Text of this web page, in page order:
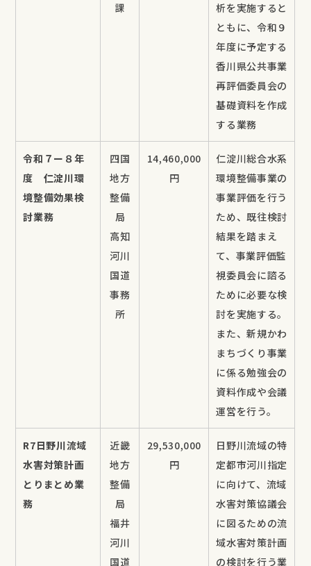
課
析を実施すると
ともに、令和９
年度に予定する
香川県公共事業
再評価委員会の
基礎資料を作成
する業務
令和７ー８年
度 仁淀川環
境整備効果検
討業務
四国
地方
整備
局
高知
河川
国道
事務
所
14,460,000
円
仁淀川総合水系
環境整備事業の
事業評価を行う
ため、既往検討
結果を踏まえ
て、事業評価監
視委員会に諮る
ために必要な検
討を実施する。
また、新規かわ
まちづくり事業
に係る勉強会の
資料作成や会議
運営を行う。
R7日野川流域
水害対策計画
とりまとめ業
務
近畿
地方
整備
局
福井
河川
国道
29,530,000
円
日野川流域の特
定都市河川指定
に向けて、流域
水害対策協議会
に図るための流
域水害対策計画
の検討を行う業